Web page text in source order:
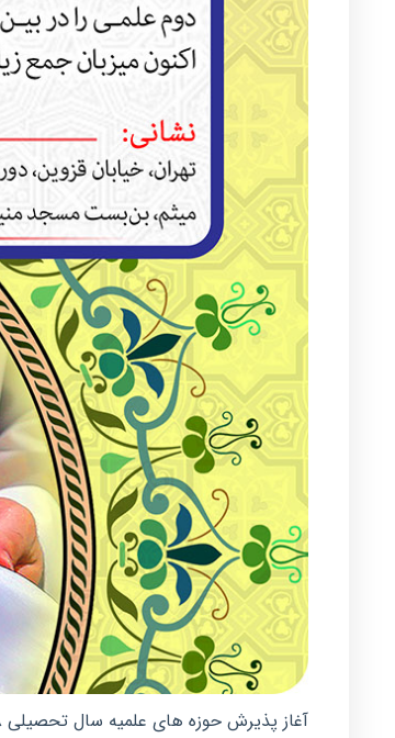
آغاز پذیرش حوزه های علمیه سال تحصیلی ۹۸-۱۳۹۷